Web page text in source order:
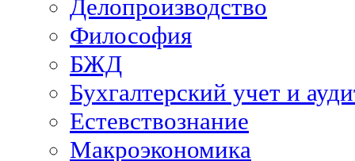
Делопроизводство
Философия
БЖД
Бухгалтерский учет и
Естевствознание
Макроэкономика